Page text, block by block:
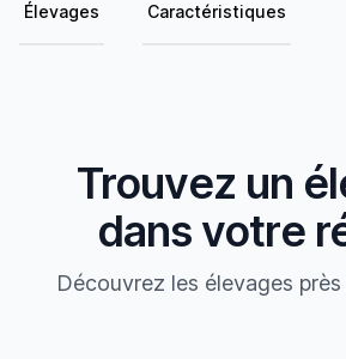
Élevages Caractéristiques
Trouvez un
dans votre
Découvrez les élevages